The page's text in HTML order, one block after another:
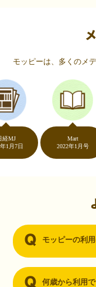
いつも
（20代・
友達に勧められてモ
い物をすることが多い
のポイントとモッピー
リ…！いつものネット
ントが貯まるなんて…
ントはギフト券に交換
（30代・男性
ーを知りました。クレ
るならと無料登録し
モッピーは、多くのメ
日
2022年1月号
モッピーの利
何歳から利用